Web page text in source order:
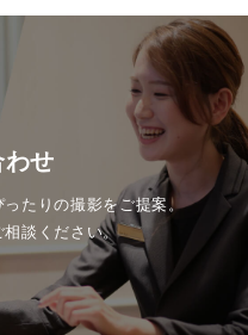
せ
たりの撮影をご提案。
相談ください。